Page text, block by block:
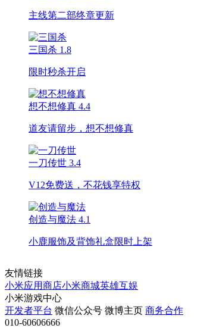
主线第二部终章更新
三国杀 1.8
限时秒杀开启
想不想修真 4.4
道友请留步，想不想修真
一刀传世 3.4
V12免费送，不花钱享特权
创造与魔法 4.1
小鹿服饰及背饰礼盒限时上架
友情链接
小米应用商店小米商城英雄互娱
小米游戏中心
开发者平台 微信公众号 微博主页 商务合作
010-60606666